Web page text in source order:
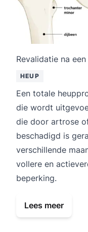
Revalidatie na
HEUP
Een totale
die wordt
die door artrose
beschadigd is
verschillende
vollere en
beperking.
Lees meer